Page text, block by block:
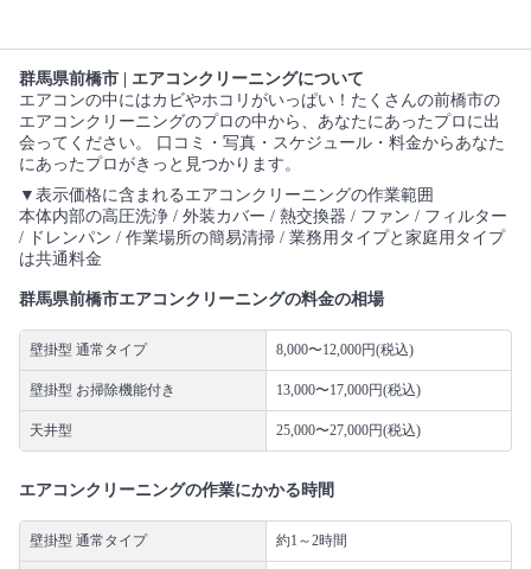
群馬県前橋市 | エアコンクリーニングについて
エアコンの中にはカビやホコリがいっぱい！たくさんの前橋市の
エアコンクリーニングのプロの中から、あなたにあったプロに出
会ってください。 口コミ・写真・スケジュール・料金からあなた
にあったプロがきっと見つかります。
▼表示価格に含まれるエアコンクリーニングの作業範囲
本体内部の高圧洗浄 / 外装カバー / 熱交換器 / ファン / フィルター
/ ドレンパン / 作業場所の簡易清掃 / 業務用タイプと家庭用タイプ
は共通料金
群馬県前橋市エアコンクリーニングの料金の相場
壁掛型 通常タイプ 8,000〜12,000円(税込)
壁掛型 お掃除機能付き 13,000〜17,000円(税込)
天井型 25,000〜27,000円(税込)
エアコンクリーニングの作業にかかる時間
壁掛型 通常タイプ 約1～2時間